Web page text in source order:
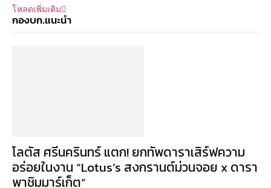
โหลดเพิ่มเติม
กองบก.แนะนำ
โลตัส ศรีนครินทร์ แตก! ยกทัพดาราเสิร์ฟความ
อร่อยในงาน “Lotus’s สงกรานต์ม่วนจอย x ดารา
พาชิมมาร์เก็ต”